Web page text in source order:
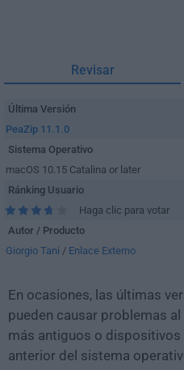
Revisar
Última Versión
PeaZip 11.1.0
Sistema Operativo
macOS 10.15 Catalina or later
Ránking Usuario
Haga clic para votar
Autor / Producto
Giorgio Tani / Enlace Externo
En ocasiones, las últimas
pueden causar problemas
más antiguos o dispositivos
anterior del sistema